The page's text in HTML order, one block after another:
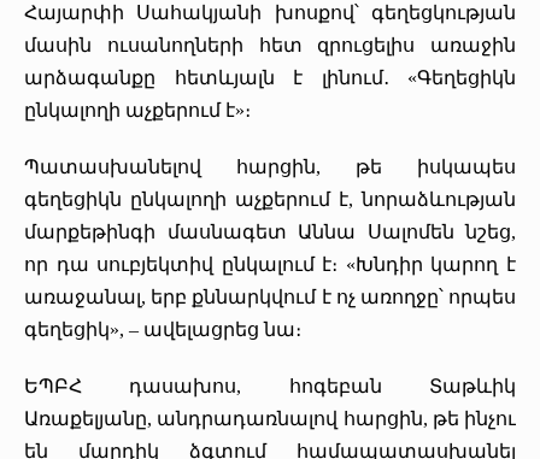
Հայարփի Սահակյանի խոսքով՝ գեղեցկության
մասին ուսանողների հետ զրուցելիս առաջին
արձագանքը հետևյալն է լինում․ «Գեղեցիկն
ընկալողի աչքերում է»։
Պատասխանելով հարցին, թե իսկապես
գեղեցիկն ընկալողի աչքերում է, նորաձևության
մարքեթինգի մասնագետ Աննա Սալոմեն նշեց,
որ դա սուբյեկտիվ ընկալում է։ «Խնդիր կարող է
առաջանալ, երբ քննարկվում է ոչ առողջը՝ որպես
գեղեցիկ», – ավելացրեց նա։
ԵՊԲՀ դասախոս, հոգեբան Տաթևիկ
Առաքելյանը, անդրադառնալով հարցին, թե ինչու
են մարդիկ ձգտում համապատասխանել